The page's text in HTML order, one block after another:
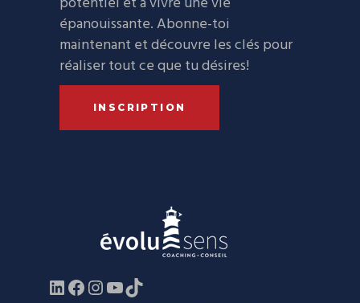
épanouissante. Abonne-toi
maintenant et découvre les clés pour
réaliser tout ce que tu désires!
INSCRIPTION
LinkedIn
Facebook
https://www.instagram.com/
YouTube
TikTok